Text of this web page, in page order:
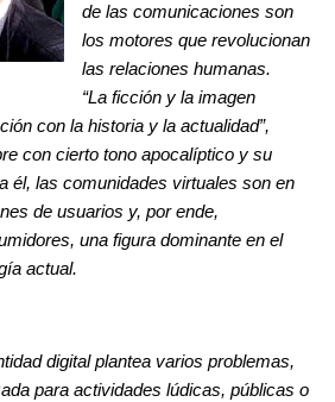
de las comunicaciones son
los motores que revolucionan
las relaciones humanas.
“La ficción y la imagen
con la historia y la actualidad”,
con cierto tono apocalíptico y su
él, las comunidades virtuales son en
de usuarios y, por ende,
una figura dominante en el
actual.
digital plantea varios problemas,
para actividades lúdicas, públicas o